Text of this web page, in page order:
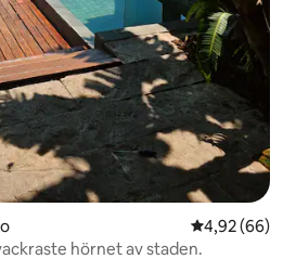
4,92 av 5 i
4,92 (66)
hörnet av staden.